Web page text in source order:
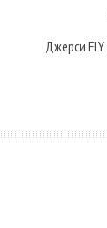
Джерси FLY